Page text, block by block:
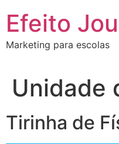
para
conteúdo
Efeito
Marketing para escolas
Unidade
Tirinha de